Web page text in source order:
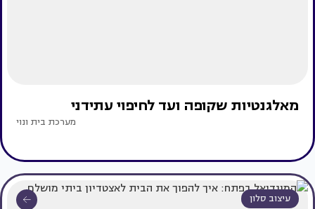
מאלגנטיות שקופה ועד לחיפוי עתידני
מערכת בית ונוי
עיצוב סלון